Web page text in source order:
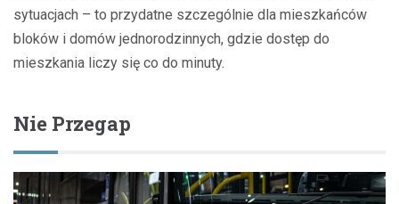
sytuacjach – to przydatne szczególnie dla mieszkańców
bloków i domów jednorodzinnych, gdzie dostęp do
mieszkania liczy się co do minuty.
Nie Przegap